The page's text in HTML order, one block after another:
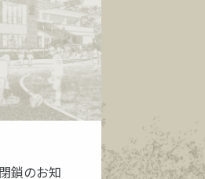
鎖のお知